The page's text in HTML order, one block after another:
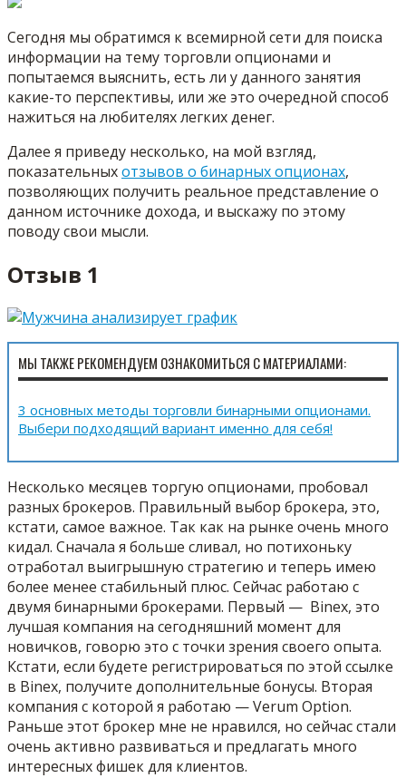
Сегодня мы обратимся к всемирной сети для поиска
информации на тему торговли опционами и
попытаемся выяснить, есть ли у данного занятия
какие-то перспективы, или же это очередной способ
нажиться на любителях легких денег.
Далее я приведу несколько, на мой взгляд,
показательныхотзывов о бинарных опционах,
позволяющих получить реальное представление о
данном источнике дохода, и выскажу по этому
поводу свои мысли.
Отзыв 1
МЫ ТАКЖЕ РЕКОМЕНДУЕМ ОЗНАКОМИТЬСЯ С МАТЕРИАЛАМИ:
3 основных методы торговли бинарными опционами.
Выбери подходящий вариант именно для себя!
Несколько месяцев торгую опционами, пробовал
разных брокеров. Правильный выбор брокера, это,
кстати, самое важное. Так как на рынке очень много
кидал. Сначала я больше сливал, но потихоньку
отработал выигрышную стратегию и теперь имею
более менее стабильный плюс. Сейчас работаю с
двумя бинарными брокерами. Первый — Binex, это
лучшая компания на сегодняшний момент для
новичков, говорю это с точки зрения своего опыта.
Кстати, если будете регистрироваться по этой ссылке
в Binex, получите дополнительные бонусы. Вторая
компания с которой я работаю — Verum Option.
Раньше этот брокер мне не нравился, но сейчас стали
очень активно развиваться и предлагать много
интересных фишек для клиентов.